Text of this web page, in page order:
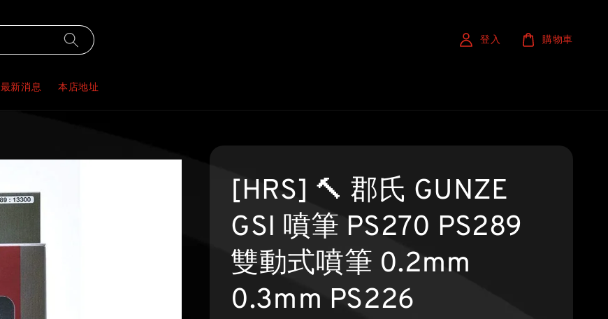
最新消息 本店地址
登入 購物車
[HRS] 🔨 郡氏 GUNZE
GSI 噴筆 PS270 PS289
雙動式噴筆 0.2mm
0.3mm PS226